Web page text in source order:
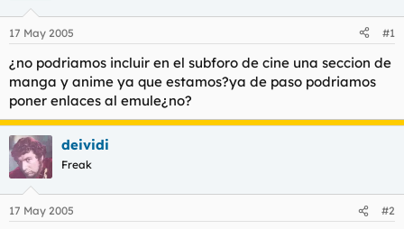
o
d
t
e
m
a
i
i
o
17 May 2005 #1
¿no podriamos incluir en el subforo de cine una seccion de
manga y anime ya que estamos?ya de paso podriamos
poner enlaces al emule¿no?
deividi
Freak
17 May 2005 #2